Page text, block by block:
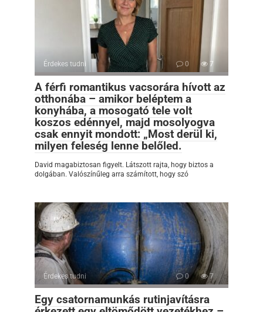
Érdekes tudni 0 7
A férfi romantikus vacsorára hívott az
otthonába – amikor beléptem a
konyhába, a mosogató tele volt
koszos edénnyel, majd mosolyogva
csak ennyit mondott: „Most derül ki,
milyen feleség lenne belőled.
David magabiztosan figyelt. Látszott rajta, hogy biztos a
dolgában. Valószínűleg arra számított, hogy szó
Érdekes tudni 0 7
Egy csatornamunkás rutinjavításra